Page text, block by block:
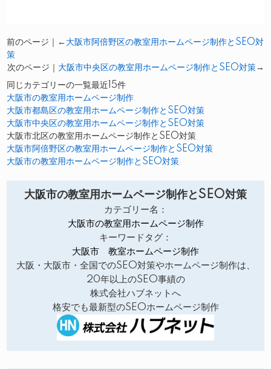
前のページ｜←大阪市阿倍野区の教室用ホームページ制作とSEO対
策
次のページ｜ 大阪市中央区の教室用ホームページ制作とSEO対策→
同じカテゴリーの一覧最近15件
大阪市の教室用ホームページ制作
大阪市都島区の教室用ホームページ制作とSEO対策
大阪市中央区の教室用ホームページ制作とSEO対策
大阪市北区の教室用ホームページ制作とSEO対策
大阪市阿倍野区の教室用ホームページ制作とSEO対策
大阪市の教室用ホームページ制作とSEO対策
大阪市の教室用ホームページ制作とSEO対策
カテゴリー名：
大阪市の教室用ホームページ制作
キーワードタグ：
大阪市 教室ホームページ制作
大阪・大阪市・全国でのSEO対策やホームページ制作は、
20年以上のSEO事績の
株式会社ハブネットへ
格安でも最新型のSEOホームページ制作